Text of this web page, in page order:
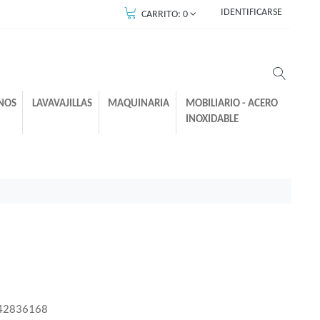
CARRITO:0 IDENTIFICARSE
LAVAVAJILLAS MAQUINARIA
MOBILIARIO - ACERO
INOXIDABLE